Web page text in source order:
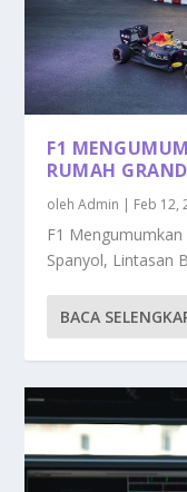
F1
RUMAH
olehAdmin | Feb 12,
F1
Spanyol, Lintasan
BACA